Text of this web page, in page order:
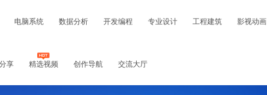
电脑系统 数据分析 开发编程 专业设计 工程建筑 影视动画
享 精选视频 创作导航 交流大厅